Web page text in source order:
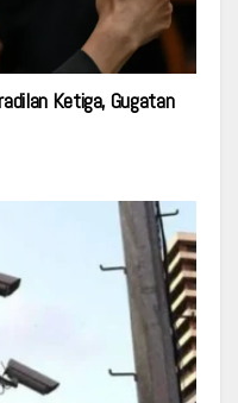
Ketiga, Gugatan